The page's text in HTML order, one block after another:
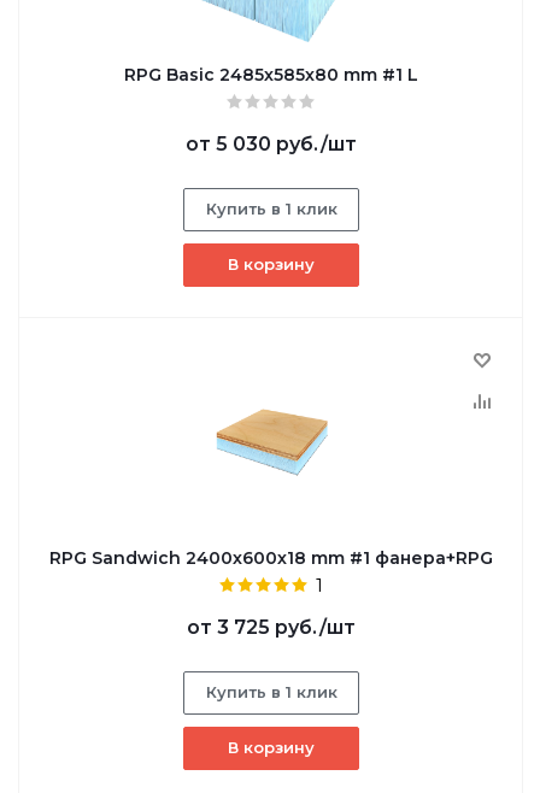
RPG Basic 2485х585х80 mm #1 L
от 5 030 руб./шт
Купить в 1 клик
В корзину
RPG Sandwich 2400х600х18 mm #1 фанера+RPG
1
от 3 725 руб./шт
Купить в 1 клик
В корзину